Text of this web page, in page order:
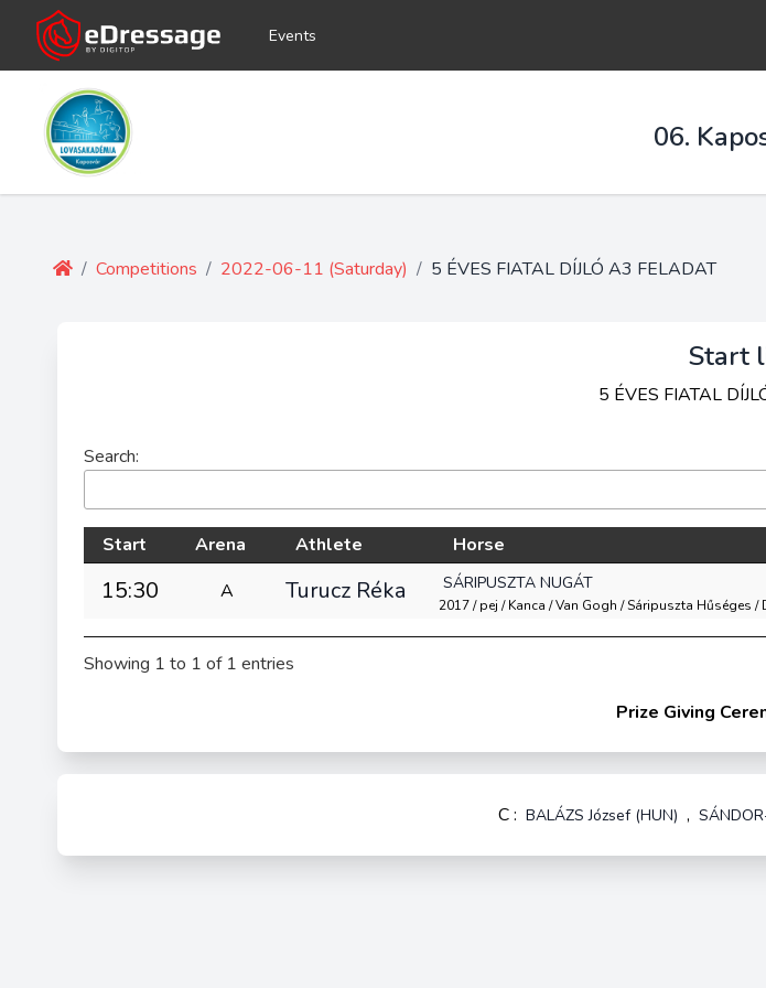
Events
06.
/ Competitions / 2022-06-11 (Saturday) / 5 ÉVES FIATAL DÍJLÓ A3 FELADAT
Start
5 ÉVES FIATAL
Search:
Start Arena Athlete Horse
15:30 A Turucz Réka SÁRIPUSZTA NUGÁT
2017 / pej / Kanca / Van Gogh / Sáripuszta Hűséges /
Showing 1 to 1 of 1 entries
Prize Giving
C : BALÁZS József (HUN) ,